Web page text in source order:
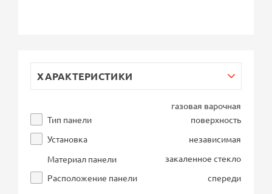
ХАРАКТЕРИСТИКИ
Тип панели
газовая варочная
поверхность
Установка
независимая
Материал панели
закаленное стекло
Расположение панели
спереди